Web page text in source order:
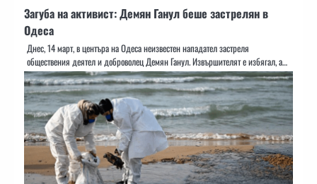
Загуба на активист: Демян Ганул беше застрелян в
Одеса
Днес, 14 март, в центъра на Одеса неизвестен нападател застреля
обществения деятел и доброволец Демян Ганул. Извършителят е избягал, а…